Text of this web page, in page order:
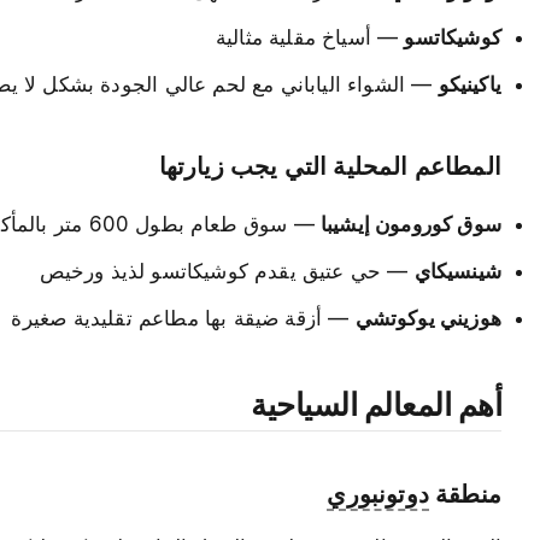
كوشيكاتسو — أسياخ مقلية مثالية
ياكينيكو — الشواء الياباني مع لحم عالي الجودة بشكل لا
المطاعم المحلية التي يجب زيارتها
سوق كورومون إيشيبا — سوق طعام بطول 600 متر بالمأكولات البحرية الطازجة والتخصصات المحلية
شينسيكاي — حي عتيق يقدم كوشيكاتسو لذيذ ورخيص
هوزيني يوكوتشي — أزقة ضيقة بها مطاعم تقليدية صغيرة
أهم المعالم السياحية
منطقةدوتونبوري